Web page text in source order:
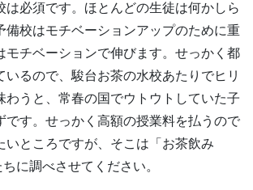
は必須です。ほとんどの生徒は何かしら
備校はモチベーションアップのために重
モチベーションで伸びます。せっかく都
いるので、駿台お茶の水校あたりでヒリ
わうと、常春の国でウトウトしていた子
です。せっかく高額の授業料を払うので
いところですが、そこは「お茶飲み
に調べさせてください。